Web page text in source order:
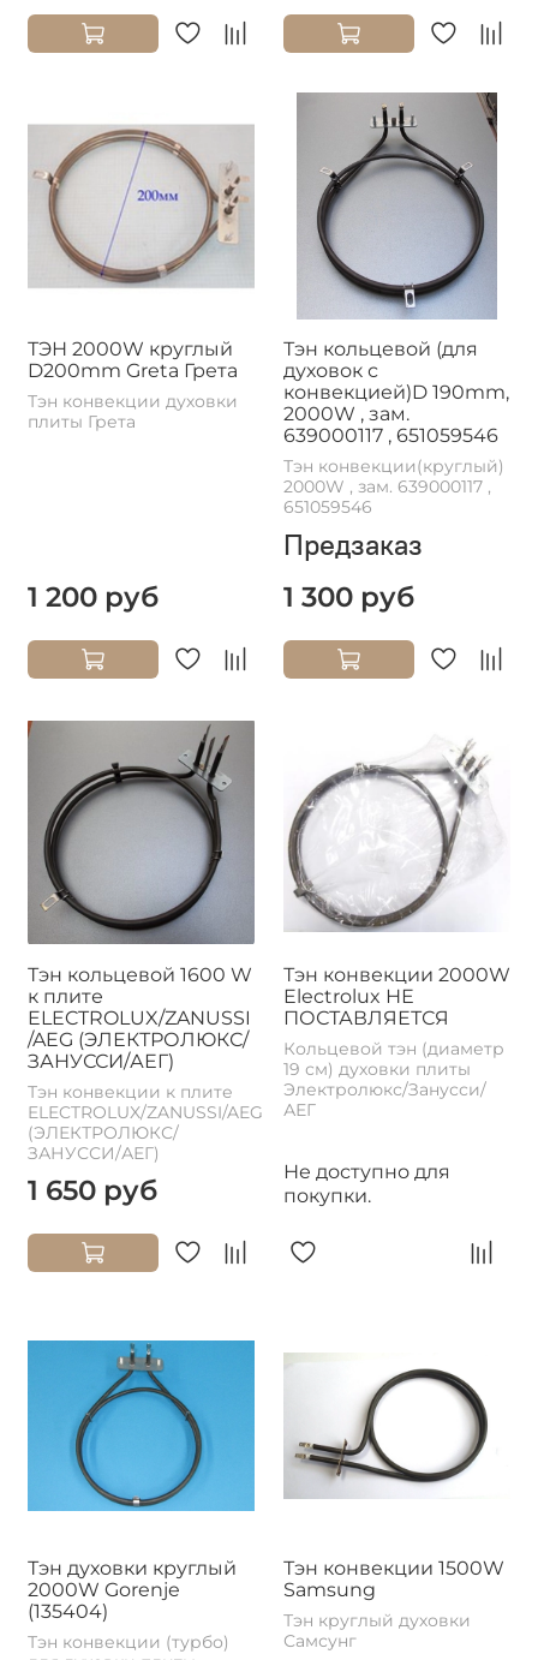
ТЭН 2000W круглый
D200mm Greta Грета
Тэн конвекции духовки
плиты Грета
1 200 руб
Тэн кольцевой (для
духовок с
конвекцией)D 190mm,
2000W , зам.
639000117 , 651059546
Тэн конвекции(круглый)
2000W , зам. 639000117 ,
651059546
Предзаказ
1 300 руб
Тэн кольцевой 1600 W
к плите
ELECTROLUX/ZANUSSI
/AEG (ЭЛЕКТРОЛЮКС/
ЗАНУССИ/АЕГ)
Тэн конвекции к плите
ELECTROLUX/ZANUSSI/AEG
(ЭЛЕКТРОЛЮКС/
ЗАНУССИ/АЕГ)
1 650 руб
Тэн конвекции 2000W
Electrolux НЕ
ПОСТАВЛЯЕТСЯ
Кольцевой тэн (диаметр
19 см) духовки плиты
Электролюкс/Занусси/
АЕГ
Не доступно для
покупки.
Тэн духовки круглый
2000W Gorenje
(135404)
Тэн конвекции (турбо)
Тэн конвекции 1500W
Samsung
Тэн круглый духовки
Самсунг